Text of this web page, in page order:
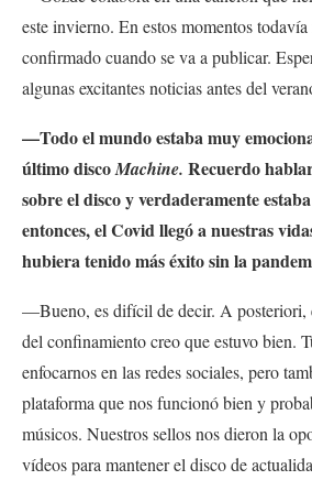
este invierno. En estos momentos
confirmado cuando se va a publicar.
algunas excitantes noticias antes del
—Todo el mundo estaba muy
último discoMachine. Recuerdo
sobre el disco y verdaderamente
entonces, el Covid llegó a nuestras
hubiera tenido más éxito sin la
—Bueno, es difícil de decir. A posteriori,
del confinamiento creo que estuvo bien.
enfocarnos en las redes sociales, pero
plataforma que nos funcionó bien y
músicos. Nuestros sellos nos dieron la
vídeos para mantener el disco de